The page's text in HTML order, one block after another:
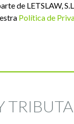
de LETSLAW,
Política de